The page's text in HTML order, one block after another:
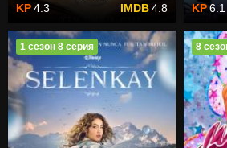
4.3 4.8 6.1
1 сезон 8 серия 8